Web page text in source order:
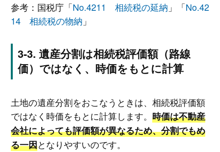
参考：国税庁「No.4211 相続税の延納 」「No.42
14 相続税の物納 」
遺産分割は相続税評価額（路線
価）ではなく、時価をもとに計算
土地の遺産分割をおこなうときは、相続税評価額
ではなく時価をもとに計算します。 時価は不動産
会社によっても評価額が異なるため、分割でもめ
る一因となりやすいのです。